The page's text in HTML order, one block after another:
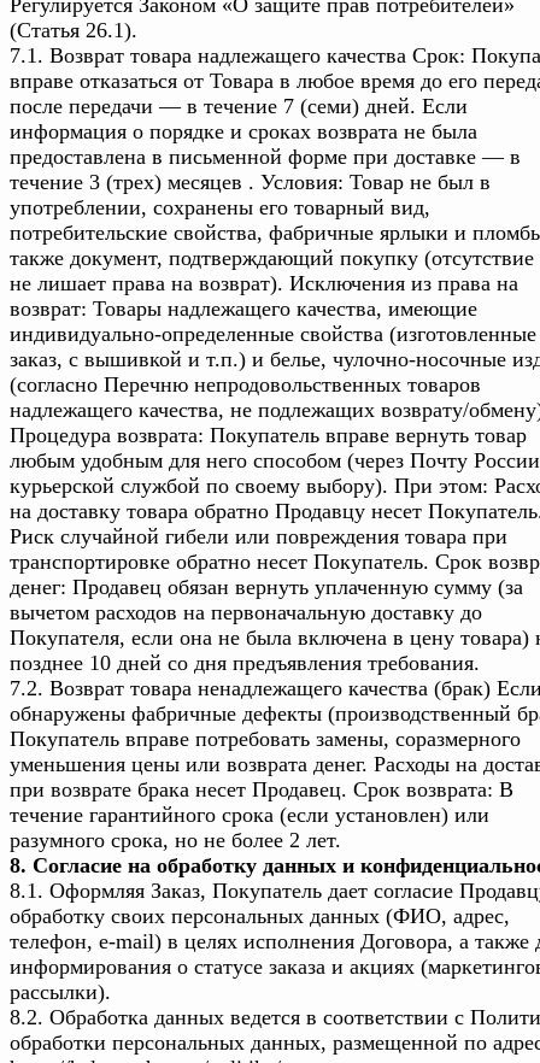
Регулируется Законом «О защите прав потребителей»
(Статья 26.1).
7.1. Возврат товара надлежащего качества Срок:
вправе отказаться от Товара в любое время до его
после передачи — в течение 7 (семи) дней. Если
информация о порядке и сроках возврата не была
предоставлена в письменной форме при доставке — в
течение 3 (трех) месяцев . Условия: Товар не был в
употреблении, сохранены его товарный вид,
потребительские свойства, фабричные ярлыки и
также документ, подтверждающий покупку (отсутствие
не лишает права на возврат). Исключения из права на
возврат: Товары надлежащего качества, имеющие
индивидуально-определенные свойства
заказ, с вышивкой и т.п.) и белье, чулочно-носочные
(согласно Перечню непродовольственных товаров
надлежащего качества, не подлежащих возврату/
Процедура возврата: Покупатель вправе вернуть товар
любым удобным для него способом (через Почту
курьерской службой по своему выбору). При этом:
на доставку товара обратно Продавцу несет
Риск случайной гибели или повреждения товара при
транспортировке обратно несет Покупатель. Срок
денег: Продавец обязан вернуть уплаченную сумму (за
вычетом расходов на первоначальную доставку до
Покупателя, если она не была включена в цену товара)
позднее 10 дней со дня предъявления требования.
7.2. Возврат товара ненадлежащего качества (брак)
обнаружены фабричные дефекты (производственный
Покупатель вправе потребовать замены, соразмерного
уменьшения цены или возврата денег. Расходы на
при возврате брака несет Продавец. Срок возврата: В
течение гарантийного срока (если установлен) или
разумного срока, но не более 2 лет.
8. Согласие на обработку данных и
8.1. Оформляя Заказ, Покупатель дает согласие
обработку своих персональных данных (ФИО, адрес,
телефон, e-mail) в целях исполнения Договора, а также
информирования о статусе заказа и акциях
рассылки).
8.2. Обработка данных ведется в соответствии с
обработки персональных данных, размещенной по